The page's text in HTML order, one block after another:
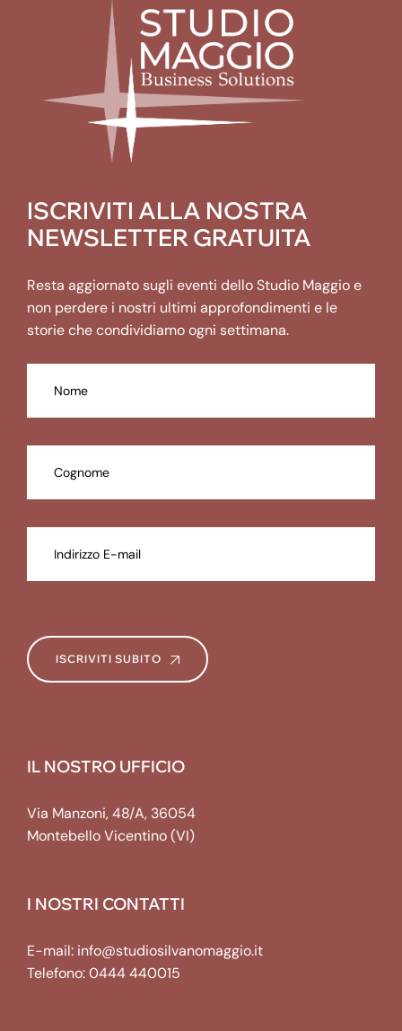
ISCRIVITI ALLA NOSTRA
NEWSLETTER GRATUITA
Resta aggiornato sugli eventi dello Studio Maggio e
non perdere i nostri ultimi approfondimenti e le
storie che condividiamo ogni settimana.
ISCRIVITI SUBITO
IL NOSTRO UFFICIO
Via Manzoni, 48/A, 36054
Montebello Vicentino (VI)
I NOSTRI CONTATTI
E-mail: info@studiosilvanomaggio.it
Telefono:0444 440015